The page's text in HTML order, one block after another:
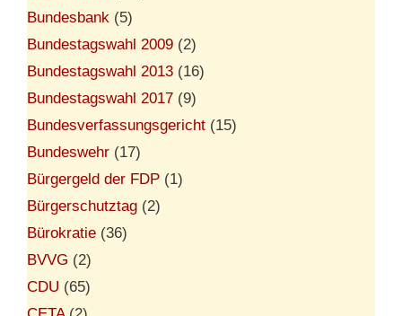
Bundesbank (5)
Bundestagswahl 2009 (2)
Bundestagswahl 2013 (16)
Bundestagswahl 2017 (9)
Bundesverfassungsgericht (15)
Bundeswehr (17)
Bürgergeld der FDP (1)
Bürgerschutztag (2)
Bürokratie (36)
BVVG (2)
CDU (65)